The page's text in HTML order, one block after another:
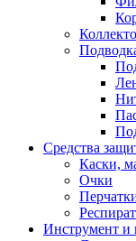
Средства
Каски,
Очки
Инструмент и